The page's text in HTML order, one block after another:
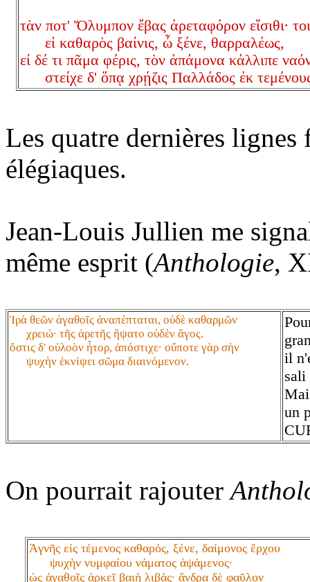
τὰν ποτ' Ὄλυμπον ἔβας ἀρεταφόρον εἴσιθι·
εἰ καθαρὸς βαίνις, ὦ ξένε, θαρραλέως,
εἰ δέ τι πᾶμα φέρις, τὸν ἀπάμονα κάλλιπε
στείχε δ' ὅπᾳ χρῄζις Παλλάδος ἐκ
Les quatre dernières
élégiaques.
Jean-Louis Jullien me
même esprit (Anthologie,
Ἱρὰ θεῶν ἀγαθοῖς ἀναπέπταται, οὐδὲ καθαρμῶν
χρειώ· τῆς ἀρετῆς ἥψατο οὐδὲν ἄγος.
ὅστις δ' οὐλοὸν ἦτορ, ἀπόστιχε· οὔποτε γὰρ σὴν
ψυχὴν ἐκνίψει σῶμα διαινόμενον.
il
sali
un
On pourrait rajouter
Ἁγνῆς εἰς τέμενος καθαρός, ξένε, δαίμονος ἔρχου
ψυχὴν νυμφαίου νάματος ἁψάμενος·
ὡς ἀγαθοῖς ἀρκεῖ βαιὴ λιβάς· ἄνδρα δὲ φαῦλον